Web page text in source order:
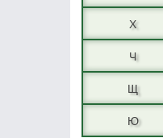
Х
Ч
Щ
Ю